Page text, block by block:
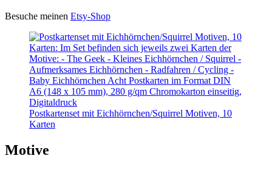
Besuche meinen Etsy-Shop
Postkartenset mit Eichhörnchen/Squirrel Motiven, 10
Karten
Motive